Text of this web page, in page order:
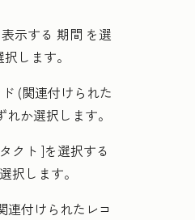
示する 期間 を選
します。
(関連付けられた
か選択します。
クト ]を選択する
択します。
連付けられたレコ